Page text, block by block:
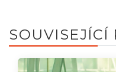
SOUVISEJÍCÍ